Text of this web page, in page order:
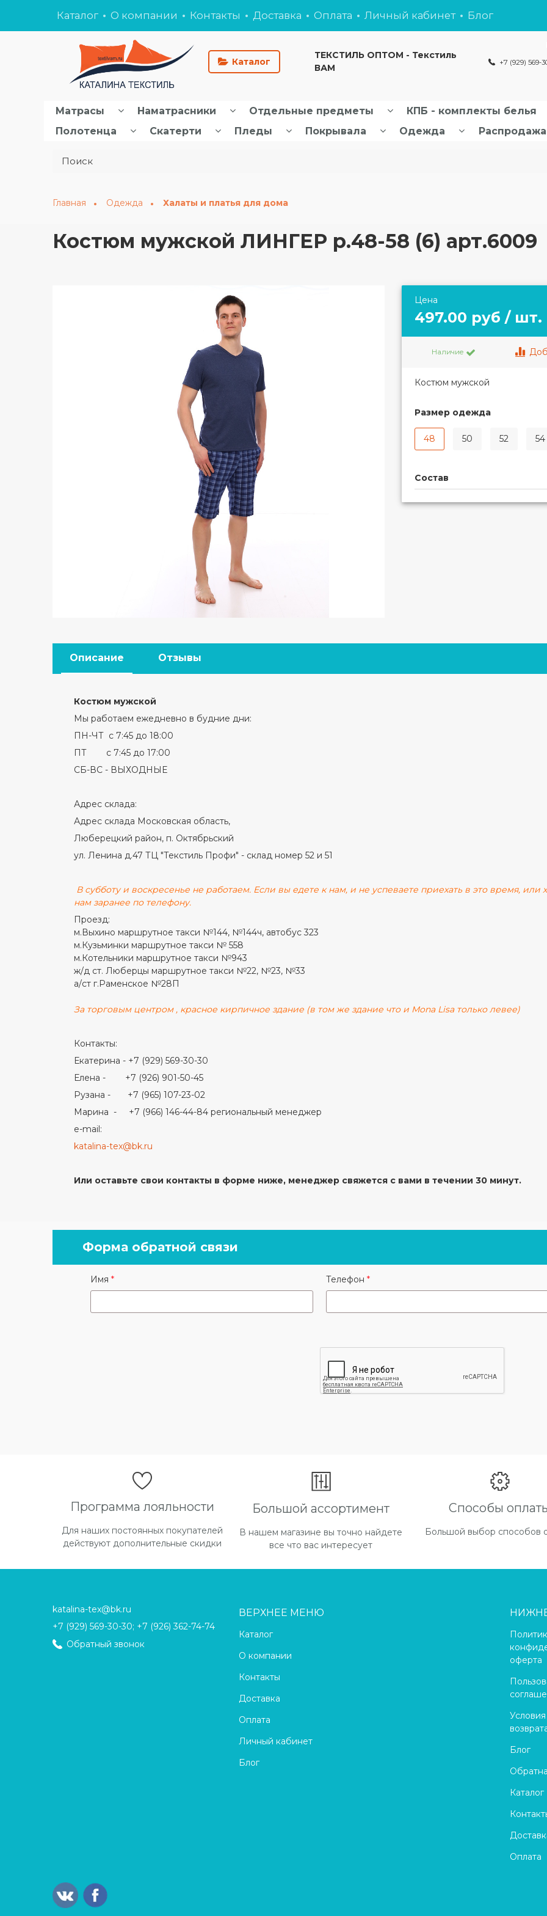
Каталог О компании Контакты Доставка Оплата Личный кабинет Блог
ТЕКСТИЛЬ ОПТОМ - Текстиль
ВАМ
Каталог
+7 (929) 569-
Матрасы Наматрасники Отдельные предметы КПБ - комплекты белья
Полотенца
Скатерти Пледы Покрывала Одежда Распродажа
Главная Одежда Халаты и платья для дома
Костюм мужской ЛИНГЕР р.48-58 (6) арт.6009
Цена
497.00 руб / шт.
Наличие
Костюм мужской
Размер одежда
48 50 52 54
Состав
Описание Отзывы
Костюм мужской
Мы работаем ежедневно в будние дни:
ПН-ЧТ с 7:45 до 18:00
ПТ с 7:45 до 17:00
СБ-ВС - ВЫХОДНЫЕ
Адрес склада:
Адрес склада Московская область,
Люберецкий район, п. Октябрьский
ул. Ленина д.47 ТЦ "Текстиль Профи" - склад номер 52 и 51
В субботу и воскресенье не работаем. Если вы едете к нам, и не успеваете приехать в это время, или
нам заранее по телефону.
Проезд:
м.Выхино маршрутное такси №144, №144ч, автобус 323
м.Кузьминки маршрутное такси № 558
м.Котельники маршрутное такси №943
ж/д ст. Люберцы маршрутное такси №22, №23, №33
а/ст г.Раменское №28П
За торговым центром , красное кирпичное здание (в том же здание что и Mona Lisa только левее)
Контакты:
Екатерина - +7 (929) 569-30-30
Елена - +7 (926) 901-50-45
Рузана - +7 (965) 107-23-02
Марина - +7 (966) 146-44-84 региональный менеджер
e-mail:
katalina-tex@bk.ru
Или оставьте свои контакты в форме ниже, менеджер свяжется с вами в течении 30 минут.
Форма обратной связи
Имя Телефон
Программа лояльности
Для наших постоянных покупателей
действуют дополнительные скидки
Большой ассортимент
В нашем магазине вы точно найдете
все что вас интересует
Способы
Большой выбор способов
katalina-tex@bk.ru
+7 (929) 569-30-30; +7 (926) 362-74-74
Обратный звонок
ВЕРХНЕЕ МЕНЮ
Каталог
О компании
Контакты
Доставка
Оплата
Личный кабинет
Блог
оферта
Блог
Каталог
Оплата